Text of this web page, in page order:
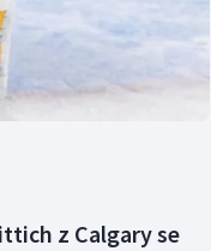
z Calgary se